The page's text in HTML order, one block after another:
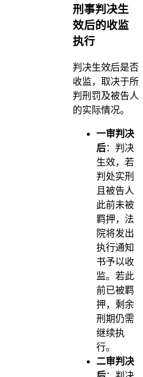
刑事判决生
效后的收监
执行
判决生效后是否
收监，取决于所
判刑罚及被告人
的实际情况。
一审判决
后：判决
生效，若
判处实刑
且被告人
此前未被
羁押，法
院将发出
执行通知
书予以收
监。若此
前已被羁
押，剩余
刑期仍需
继续执
行。
二审判决